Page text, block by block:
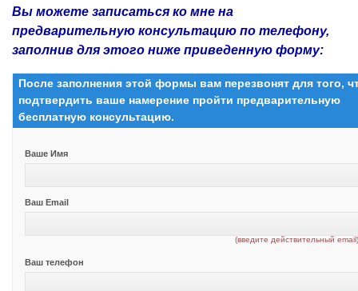
Вы можете записаться ко мне на
предварительную консультацию по телефону,
заполнив для этого ниже приведенную форму:
После заполнения этой формы вам перезвонят для того,
подтвердить ваше намерение пройти предварительную
бесплатную консультацию.
Ваше Имя
Ваш Email
(введите действительный
Ваш телефон